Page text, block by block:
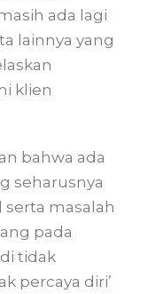
ada lagi
lainnya yang
klien
bahwa ada
seharusnya
serta masalah
pada
tidak
percaya diri’